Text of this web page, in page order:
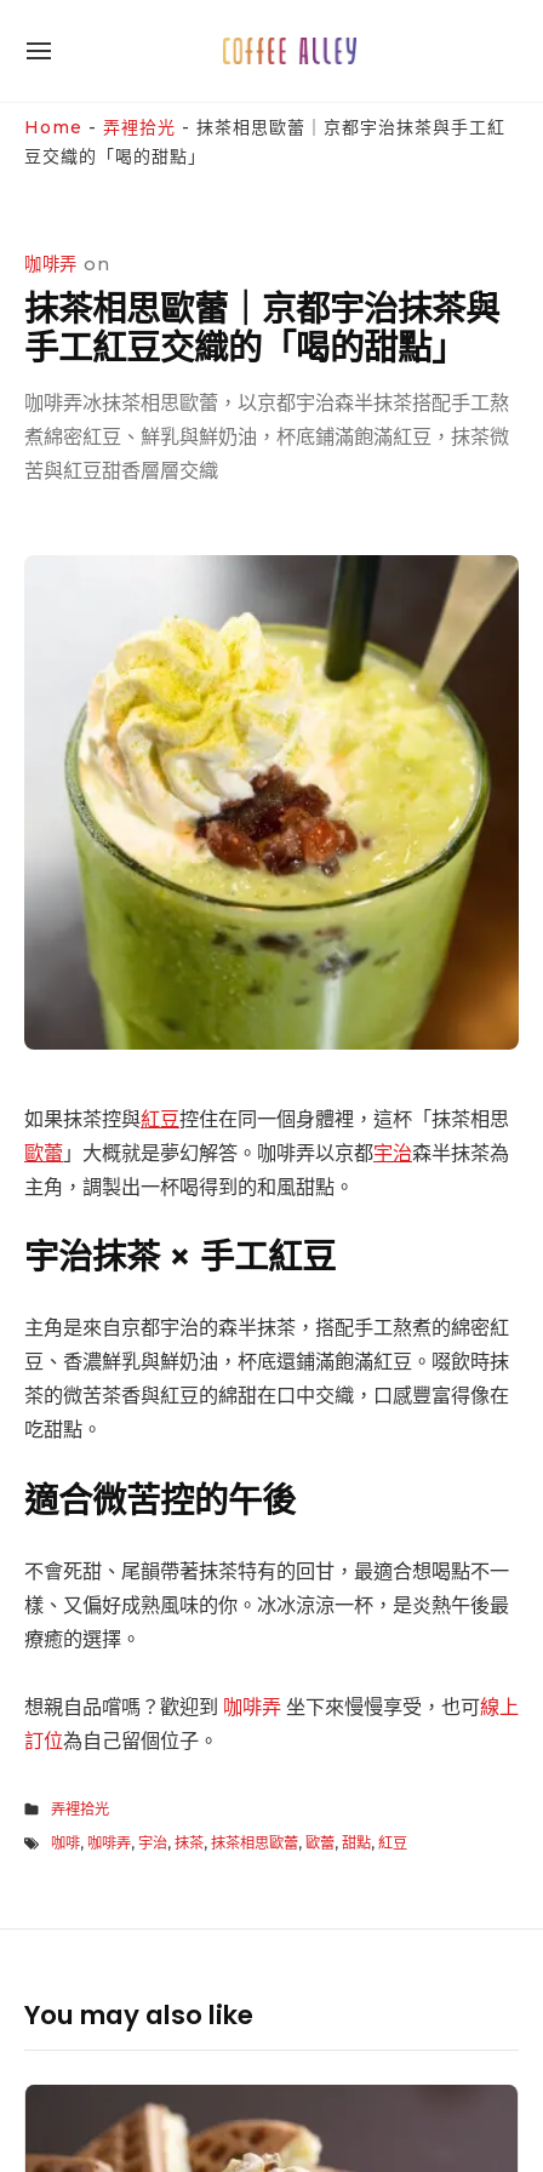
SITE
Home - 弄裡拾光 - 抹茶相思歐蕾｜京都宇治抹茶與手工紅
豆交織的「喝的甜點」
咖啡弄 on
抹茶相思歐蕾｜京都宇治抹茶與
手工紅豆交織的「喝的甜點」
咖啡弄冰抹茶相思歐蕾，以京都宇治森半抹茶搭配手工熬
煮綿密紅豆、鮮乳與鮮奶油，杯底鋪滿飽滿紅豆，抹茶微
苦與紅豆甜香層層交織
如果抹茶控與紅豆控住在同一個身體裡，這杯「抹茶相思
歐蕾 」大概就是夢幻解答。咖啡弄以京都宇治森半抹茶為
主角，調製出一杯喝得到的和風甜點。
宇治抹茶 × 手工紅豆
主角是來自京都宇治的森半抹茶，搭配手工熬煮的綿密紅
豆、香濃鮮乳與鮮奶油，杯底還鋪滿飽滿紅豆。啜飲時抹
茶的微苦茶香與紅豆的綿甜在口中交織，口感豐富得像在
吃甜點。
適合微苦控的午後
不會死甜、尾韻帶著抹茶特有的回甘，最適合想喝點不一
樣、又偏好成熟風味的你。冰冰涼涼一杯，是炎熱午後最
療癒的選擇。
想親自品嚐嗎？歡迎到 咖啡弄 坐下來慢慢享受，也可線上
訂位為自己留個位子。
弄裡拾光
咖啡, 咖啡弄,宇治,抹茶,抹茶相思歐蕾,歐蕾,甜點,紅豆
You may also like
鹽